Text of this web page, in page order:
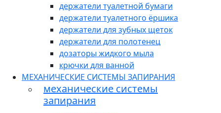
держатели туалетной бумаги
держатели туалетного ёршика
держатели для зубных щеток
держатели для полотенец
дозаторы жидкого мыла
крючки для ванной
МЕХАНИЧЕСКИЕ СИСТЕМЫ ЗАПИРАНИЯ
механические системы
запирания